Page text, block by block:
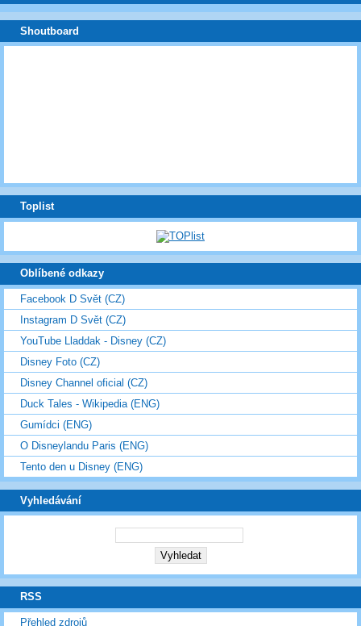
Shoutboard
Toplist
Oblíbené odkazy
Facebook D Svět (CZ)
Instagram D Svět (CZ)
YouTube Lladdak - Disney (CZ)
Disney Foto (CZ)
Disney Channel oficial (CZ)
Duck Tales - Wikipedia (ENG)
Gumídci (ENG)
O Disneylandu Paris (ENG)
Tento den u Disney (ENG)
Vyhledávání
RSS
Přehled zdrojů